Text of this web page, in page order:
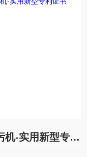
一种回转式格栅除污机-实用新型专利证书